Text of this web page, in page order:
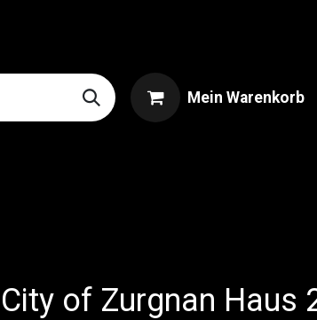
Mein Warenkorb
City of Zurgnan Haus